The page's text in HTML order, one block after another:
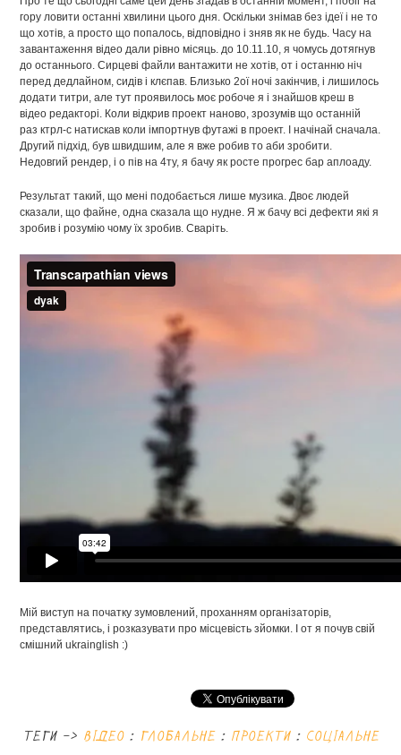
гору ловити останні хвилини цього дня. Оскільки знімав без ідеї і не то
що хотів, а просто що попалось, відповідно і зняв як не будь. Часу на
завантаження відео дали рівно місяць. до 10.11.10, я чомусь дотягнув
до останнього. Сирцеві файли вантажити не хотів, от і останню ніч
перед дедлайном, сидів і клєпав. Близько 2ої ночі закінчив, і лишилось
додати титри, але тут проявилось моє робоче я і знайшов креш в
відео редакторі. Коли відкрив проект наново, зрозумів що останній
раз ктрл-с натискав коли імпортнув футажі в проект. І начінай сначала.
Другий підхід, був швидшим, але я вже робив то аби зробити.
Недовгий рендер, і о пів на 4ту, я бачу як росте прогрес бар аплоаду.
Результат такий, що мені подобається лише музика. Двоє людей
сказали, що файне, одна сказала що нудне. Я ж бачу всі дефекти які я
зробив і розумію чому їх зробив. Сваріть.
Мій виступ на початку зумовлений, проханням організаторів,
представлятись, і розказувати про місцевість зйомки. І от я почув свій
смішний ukrainglish :)
теги -> відео: глобальне : проекти: соціальне